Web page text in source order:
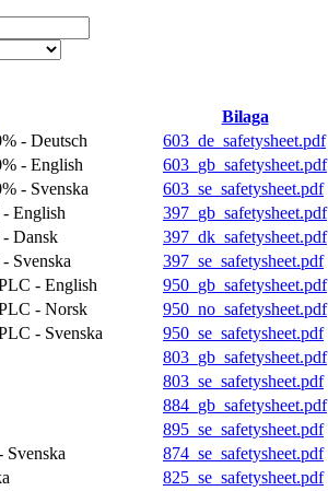
Bilaga
- Deutsch
603_de_safetysheet.pdf
- English
603_gb_safetysheet.pdf
- Svenska
603_se_safetysheet.pdf
English
397_gb_safetysheet.pdf
Dansk
397_dk_safetysheet.pdf
Svenska
397_se_safetysheet.pdf
- English
950_gb_safetysheet.pdf
- Norsk
950_no_safetysheet.pdf
- Svenska
950_se_safetysheet.pdf
803_gb_safetysheet.pdf
803_se_safetysheet.pdf
884_gb_safetysheet.pdf
895_se_safetysheet.pdf
874_se_safetysheet.pdf
825_se_safetysheet.pdf